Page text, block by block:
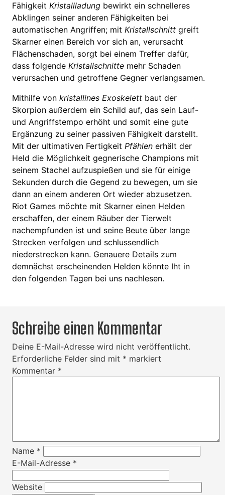
Fähigkeit Kristallladung bewirkt ein schnelleres
Abklingen seiner anderen Fähigkeiten bei
automatischen Angriffen; mit Kristallschnitt greift
Skarner einen Bereich vor sich an, verursacht
Flächenschaden, sorgt bei einem Treffer dafür,
dass folgende Kristallschnitte mehr Schaden
verursachen und getroffene Gegner verlangsamen.
Mithilfe von kristallines Exoskelett baut der
Skorpion außerdem ein Schild auf, das sein Lauf-
und Angriffstempo erhöht und somit eine gute
Ergänzung zu seiner passiven Fähigkeit darstellt.
Mit der ultimativen Fertigkeit Pfählen erhält der
Held die Möglichkeit gegnerische Champions mit
seinem Stachel aufzuspießen und sie für einige
Sekunden durch die Gegend zu bewegen, um sie
dann an einem anderen Ort wieder abzusetzen.
Riot Games möchte mit Skarner einen Helden
erschaffen, der einem Räuber der Tierwelt
nachempfunden ist und seine Beute über lange
Strecken verfolgen und schlussendlich
niederstrecken kann. Genauere Details zum
demnächst erscheinenden Helden könnte Iht in
den folgenden Tagen bei uns nachlesen.
Schreibe einen Kommentar
Deine E-Mail-Adresse wird nicht veröffentlicht.
Erforderliche Felder sind mit * markiert
Kommentar *
Name *
E-Mail-Adresse *
Website